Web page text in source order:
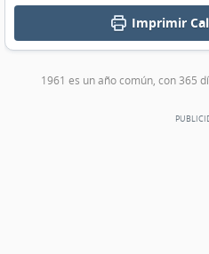
Imprimir
1961 es un año común, con 365